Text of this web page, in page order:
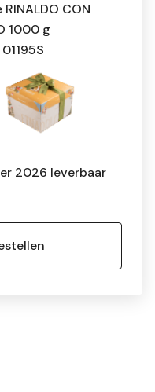
CON
1000 g
2026 leverbaar